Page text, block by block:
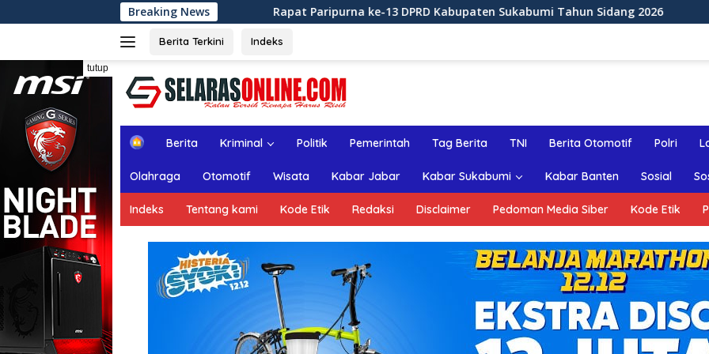
ke
Breaking News
Rapat Paripurna ke-13 DPRD Kabupaten Sukabumi Tahun Sidang 2026 Rapat Paripurna ke-12
Berita Terkini Indeks
tutup
H
m
e
Berita Kriminal Politik Pemerintah Tag Berita TNI Berita Otomotif Polri
Olahraga Otomotif Wisata Kabar Jabar Kabar Sukabumi Kabar Banten Sosial
Indeks Tentang kami Kode Etik Redaksi Disclaimer Pedoman Media Siber Kode Etik